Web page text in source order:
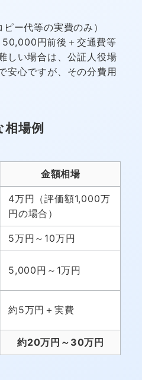
ー代等の実費のみ）
50,000円前後＋交通費等
しい場合は、公証人役場
安心ですが、その分費用
相場例
金額相場
4万円（評価額1,000万
円の場合）
5万円～10万円
5,000円～1万円
約5万円＋実費
約20万円～30万円